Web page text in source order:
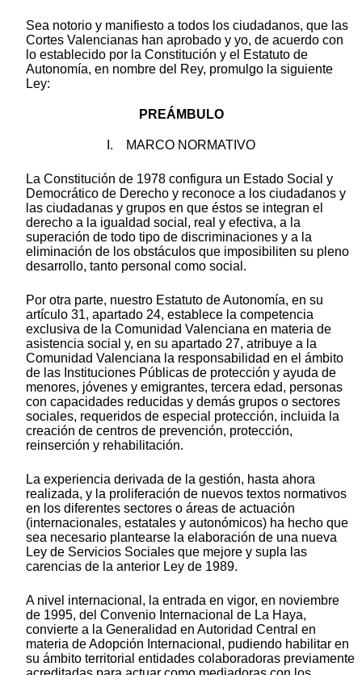
Sea notorio y manifiesto a todos los ciudadanos, que las
Cortes Valencianas han aprobado y yo, de acuerdo con
lo establecido por la Constitución y el Estatuto de
Autonomía, en nombre del Rey, promulgo la siguiente
Ley:
PREÁMBULO
I. MARCO NORMATIVO
La Constitución de 1978 configura un Estado Social y
Democrático de Derecho y reconoce a los ciudadanos y
las ciudadanas y grupos en que éstos se integran el
derecho a la igualdad social, real y efectiva, a la
superación de todo tipo de discriminaciones y a la
eliminación de los obstáculos que imposibiliten su pleno
desarrollo, tanto personal como social.
Por otra parte, nuestro Estatuto de Autonomía, en su
artículo 31, apartado 24, establece la competencia
exclusiva de la Comunidad Valenciana en materia de
asistencia social y, en su apartado 27, atribuye a la
Comunidad Valenciana la responsabilidad en el ámbito
de las Instituciones Públicas de protección y ayuda de
menores, jóvenes y emigrantes, tercera edad, personas
con capacidades reducidas y demás grupos o sectores
sociales, requeridos de especial protección, incluida la
creación de centros de prevención, protección,
reinserción y rehabilitación.
La experiencia derivada de la gestión, hasta ahora
realizada, y la proliferación de nuevos textos normativos
en los diferentes sectores o áreas de actuación
(internacionales, estatales y autonómicos) ha hecho que
sea necesario plantearse la elaboración de una nueva
Ley de Servicios Sociales que mejore y supla las
carencias de la anterior Ley de 1989.
A nivel internacional, la entrada en vigor, en noviembre
de 1995, del Convenio Internacional de La Haya,
convierte a la Generalidad en Autoridad Central en
materia de Adopción Internacional, pudiendo habilitar en
su ámbito territorial entidades colaboradoras previamente